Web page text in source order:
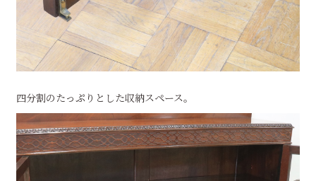
四分割のたっぷりとした収納スペース。